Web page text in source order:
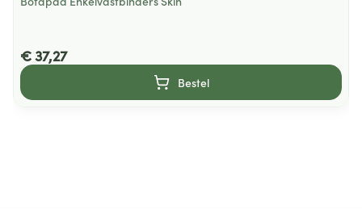
€ 37,27
Bestel